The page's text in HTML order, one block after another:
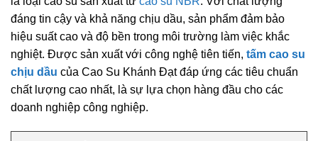
đáng tin cậy và khả năng chịu dầu, sản phẩm đảm bảo
hiệu suất cao và độ bền trong môi trường làm việc khắc
nghiệt. Được sản xuất với công nghệ tiên tiến, tấm cao su
chịu dầu của Cao Su Khánh Đạt đáp ứng các tiêu chuẩn
chất lượng cao nhất, là sự lựa chọn hàng đầu cho các
doanh nghiệp công nghiệp.